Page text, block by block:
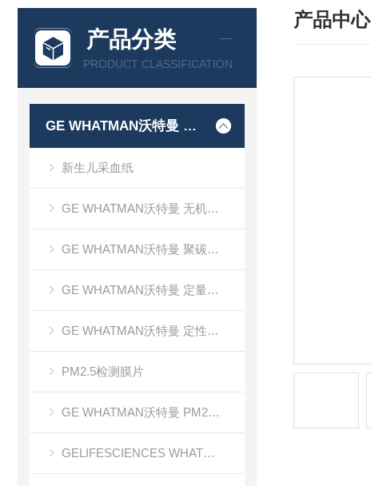
产品分类
PRODUCT CLASSIFICATION
GE WHATMAN沃特曼 过滤产品代理
新生儿采血纸
GE WHATMAN沃特曼 无机氧化铝AAO模板
GE WHATMAN沃特曼 聚碳酸酯膜
GE WHATMAN沃特曼 定量滤纸
GE WHATMAN沃特曼 定性滤纸
PM2.5检测膜片
GE WHATMAN沃特曼 PM2.5专用产品
GELIFESCIENCES WHATMAN 转印记膜杂交膜
产品中心